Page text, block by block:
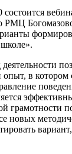
состоится
РМЦ
в котором
грамотности
новых